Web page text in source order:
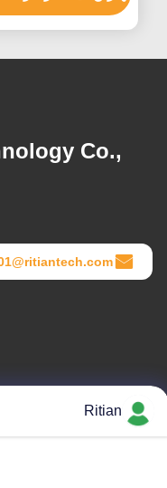
سانتیگراد
Co.,
آدرس شرکت
Ritian